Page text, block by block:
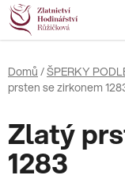
Přejít
na
obsah
Domů /ŠPERKY
prsten se zirkonem
Zlatý
1283